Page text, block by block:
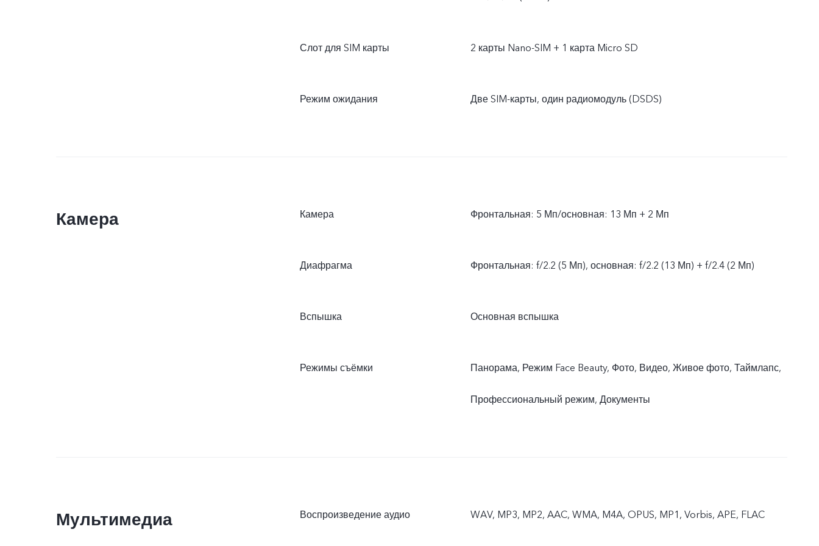
Слот для SIM карты 2 карты Nano-SIM + 1 карта Micro SD
Режим ожидания Две SIM-карты, один радиомодуль (DSDS)
Камера Камера Фронтальная: 5 Мп/основная: 13 Мп + 2 Мп
Диафрагма Фронтальная: f/2.2 (5 Мп), основная: f/2.2 (13 Мп) + f/2.4 (2 Мп)
Вспышка Основная вспышка
Режимы съёмки Панорама, Режим Face Beauty, Фото, Видео, Живое фото, Таймлапс,
Профессиональный режим, Документы
Мультимедиа Воспроизведение аудио WAV, MP3, MP2, AAC, WMA, M4A, OPUS, MP1, Vorbis, APE, FLAC